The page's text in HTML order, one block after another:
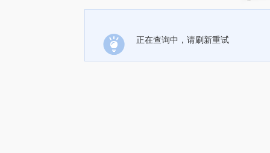
正在查询中，请刷新重试